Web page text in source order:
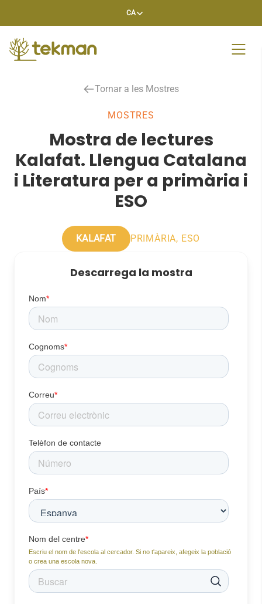
CA
Tornar a les Mostres
MOSTRES
Mostra de lectures
Kalafat. Llengua Catalana
i Literatura per a primària i
ESO
KALAFAT PRIMÀRIA, ESO
Descarrega la mostra
Nom*
Cognoms*
Correu*
Telèfon de contacte
País*
Nom del centre*
Escriu el nom de l'escola al cercador. Si no t'apareix, afegeix la població
o crea una escola nova.